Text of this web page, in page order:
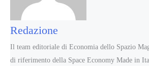
Redazione
Il team editoriale di Economia dello Spazio
di riferimento della Space Economy Made in